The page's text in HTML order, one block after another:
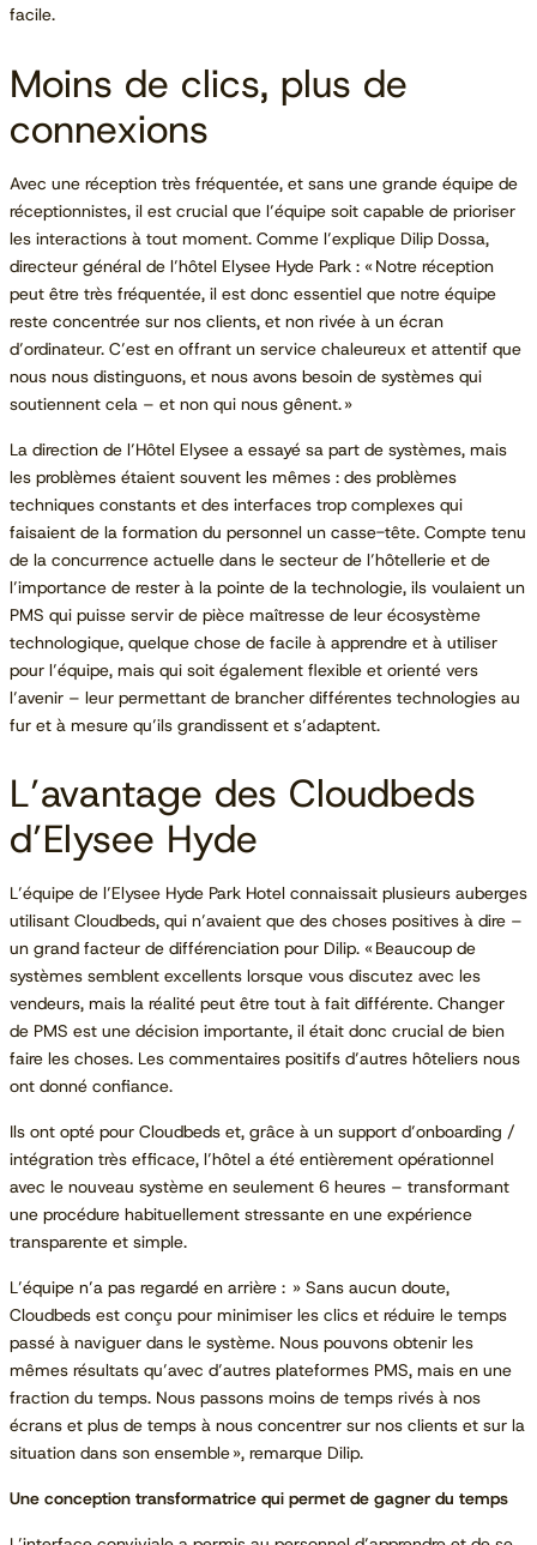
facile.
Moins de clics, plus de
connexions
Avec une réception très fréquentée, et sans une grande équipe de
réceptionnistes, il est crucial que l’équipe soit capable de prioriser
les interactions à tout moment. Comme l’explique Dilip Dossa,
directeur général de l’hôtel Elysee Hyde Park : « Notre réception
peut être très fréquentée, il est donc essentiel que notre équipe
reste concentrée sur nos clients, et non rivée à un écran
d’ordinateur. C’est en offrant un service chaleureux et attentif que
nous nous distinguons, et nous avons besoin de systèmes qui
soutiennent cela – et non qui nous gênent. »
La direction de l’Hôtel Elysee a essayé sa part de systèmes, mais
les problèmes étaient souvent les mêmes : des problèmes
techniques constants et des interfaces trop complexes qui
faisaient de la formation du personnel un casse-tête. Compte tenu
de la concurrence actuelle dans le secteur de l’hôtellerie et de
l’importance de rester à la pointe de la technologie, ils voulaient un
PMS qui puisse servir de pièce maîtresse de leur écosystème
technologique, quelque chose de facile à apprendre et à utiliser
pour l’équipe, mais qui soit également flexible et orienté vers
l’avenir – leur permettant de brancher différentes technologies au
fur et à mesure qu’ils grandissent et s’adaptent.
L’avantage des Cloudbeds
d’Elysee Hyde
L’équipe de l’Elysee Hyde Park Hotel connaissait plusieurs auberges
utilisant Cloudbeds, qui n’avaient que des choses positives à dire –
un grand facteur de différenciation pour Dilip. « Beaucoup de
systèmes semblent excellents lorsque vous discutez avec les
vendeurs, mais la réalité peut être tout à fait différente. Changer
de PMS est une décision importante, il était donc crucial de bien
faire les choses. Les commentaires positifs d’autres hôteliers nous
ont donné confiance.
Ils ont opté pour Cloudbeds et, grâce à un support d’onboarding /
intégration très efficace, l’hôtel a été entièrement opérationnel
avec le nouveau système en seulement 6 heures – transformant
une procédure habituellement stressante en une expérience
transparente et simple.
L’équipe n’a pas regardé en arrière : » Sans aucun doute,
Cloudbeds est conçu pour minimiser les clics et réduire le temps
passé à naviguer dans le système. Nous pouvons obtenir les
mêmes résultats qu’avec d’autres plateformes PMS, mais en une
fraction du temps. Nous passons moins de temps rivés à nos
écrans et plus de temps à nous concentrer sur nos clients et sur la
situation dans son ensemble », remarque Dilip.
Une conception transformatrice qui permet de gagner du temps